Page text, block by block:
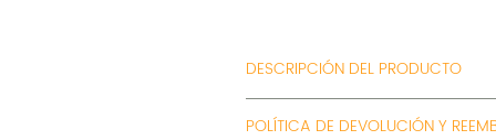
DESCRIPCIÓN DEL PRODUCTO
POLÍTICA DE DEVOLUCIÓN Y